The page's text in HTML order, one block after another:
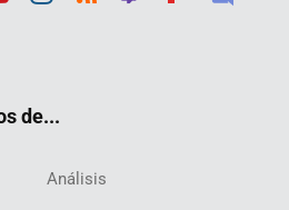
de...
Análisis